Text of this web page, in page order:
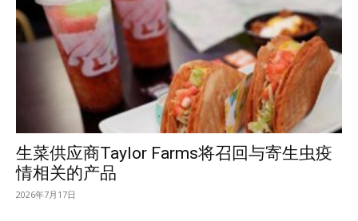
生菜供应商Taylor Farms将召回与寄生虫疫
情相关的产品
2026年7月17日